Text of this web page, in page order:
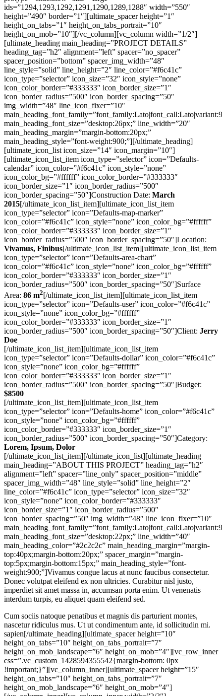
ids=”1294,1293,1292,1291,1290,1289,1288″ width=”550″
height=”490″ border=”1″][ultimate_spacer height=”1″
height_on_tabs=”1″ height_on_tabs_portrait=”10″
height_on_mob=”10″][/vc_column][vc_column width=”1/2″]
[ultimate_heading main_heading=”PROJECT DETAILS”
heading_tag=”h2″ alignment=”left” spacer=”no_spacer”
spacer_position=”bottom” spacer_img_width=”48″
line_style=”solid” line_height=”2″ line_color=”#f6c41c”
icon_type=”selector” icon_size=”32″ icon_style=”none”
icon_color_border=”#333333″ icon_border_size=”1″
icon_border_radius=”500″ icon_border_spacing=”50″
img_width=”48″ line_icon_fixer=”10″
main_heading_font_size=”desktop:26px;” line_width=”20″
main_heading_margin=”margin-bottom:20px;”
main_heading_style=”font-weight:900;”][/ultimate_heading]
[ultimate_icon_list icon_size=”14″ icon_margin=”10″]
[ultimate_icon_list_item icon_type=”selector” icon=”Defaults-
calendar” icon_color=”#f6c41c” icon_style=”none”
icon_color_bg=”#ffffff” icon_color_border=”#333333″
icon_border_size=”1″ icon_border_radius=”500″
icon_border_spacing=”50″]Construction Date: March
2015[/ultimate_icon_list_item][ultimate_icon_list_item
icon_type=”selector” icon=”Defaults-map-marker”
icon_color=”#f6c41c” icon_style=”none” icon_color_bg=”#ffffff”
icon_color_border=”#333333″ icon_border_size=”1″
icon_border_radius=”500″ icon_border_spacing=”50″]Location:
Vivamus, Finibus[/ultimate_icon_list_item][ultimate_icon_list_item
icon_type=”selector” icon=”Defaults-area-chart”
icon_color=”#f6c41c” icon_style=”none” icon_color_bg=”#ffffff”
icon_color_border=”#333333″ icon_border_size=”1″
icon_border_radius=”500″ icon_border_spacing=”50″]Surface
Area: 86 m2[/ultimate_icon_list_item][ultimate_icon_list_item
icon_type=”selector” icon=”Defaults-user” icon_color=”#f6c41c”
icon_style=”none” icon_color_bg=”#ffffff”
icon_color_border=”#333333″ icon_border_size=”1″
icon_border_radius=”500″ icon_border_spacing=”50″]Client: Jerry
Doe
[/ultimate_icon_list_item][ultimate_icon_list_item
icon_type=”selector” icon=”Defaults-dollar” icon_color=”#f6c41c”
icon_style=”none” icon_color_bg=”#ffffff”
icon_color_border=”#333333″ icon_border_size=”1″
icon_border_radius=”500″ icon_border_spacing=”50″]Budget:
$8500
[/ultimate_icon_list_item][ultimate_icon_list_item
icon_type=”selector” icon=”Defaults-home” icon_color=”#f6c41c”
icon_style=”none” icon_color_bg=”#ffffff”
icon_color_border=”#333333″ icon_border_size=”1″
icon_border_radius=”500″ icon_border_spacing=”50″]Category:
Lorem, Ipsum, Dolor
[/ultimate_icon_list_item][/ultimate_icon_list][ultimate_heading
main_heading=”ABOUT THIS PROJECT” heading_tag=”h2″
alignment=”left” spacer=”line_only” spacer_position=”middle”
spacer_img_width=”48″ line_style=”solid” line_height=”2″
line_color=”#f6c41c” icon_type=”selector” icon_size=”32″
icon_style=”none” icon_color_border=”#333333″
icon_border_size=”1″ icon_border_radius=”500″
icon_border_spacing=”50″ img_width=”48″ line_icon_fixer=”10″
main_heading_font_size=”desktop:22px;” line_width=”40″
main_heading_color=”#2c2c2c” main_heading_margin=”margin-
top:40px;margin-bottom:20px;” spacer_margin=”margin-
top:5px;margin-bottom:15px;” main_heading_style=”font-
weight:900;”]Vivamus congue lacus at nunc faucibus consectetur.
Donec volutpat eleifend ex non ultricies. Curabitur nisl justo,
imperdiet sit amet massa in, accumsan porta enim. Ut venenatis
interdum turpis, eu aliquet quam eleifend sed.
Cum sociis natoque penatibus et magnis dis parturient montes,
nascetur ridiculus mus. Ut ut condimentum ante, id sollicitudin mi.
sapien[/ultimate_heading][ultimate_spacer height=”10″
height_on_tabs=”10″ height_on_tabs_portrait=”7″
height_on_mob_landscape=”6″ height_on_mob=”4″][vc_row_inner
css=”.vc_custom_1428594355542{margin-bottom: 0px
!important;}”][vc_column_inner][ultimate_spacer height=”15″
height_on_tabs=”10″ height_on_tabs_portrait=”7″
height_on_mob_landscape=”6″ height_on_mob=”4″]